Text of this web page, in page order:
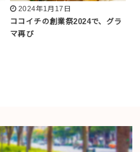
2024年1月17日
ココイチの創業祭2024で、グラ
マ再び